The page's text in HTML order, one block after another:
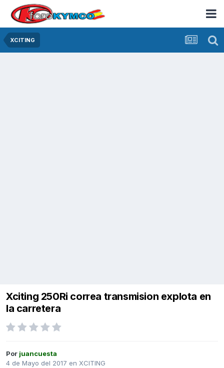
XCITING
Xciting 250Ri correa transmision explota en
la carretera
Por juancuesta
4 de Mayo del 2017 en XCITING